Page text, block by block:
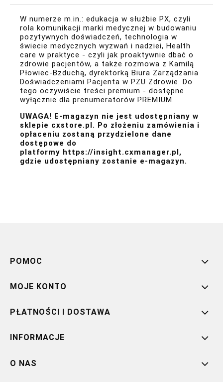
W numerze m.in.: edukacja w służbie PX, czyli
rola komunikacji marki medycznej w budowaniu
pozytywnych doświadczeń, technologia w
świecie medycznych wyzwań i nadziei, Health
care w praktyce - czyli jak proaktywnie dbać o
zdrowie pacjentów, a także rozmowa z Kamilą
Płowiec-Bzduchą, dyrektorką Biura Zarządzania
Doświadczeniami Pacjenta w PZU Zdrowie. Do
tego oczywiście treści premium - dostępne
wyłącznie dla prenumeratorów PREMIUM.
UWAGA! E-magazyn nie jest udostępniany w
sklepie cxstore.pl. Po złożeniu zamówienia i
opłaceniu zostaną przydzielone dane
dostępowe do
platformy https://insight.cxmanager.pl,
gdzie udostępniany zostanie e-magazyn.
POMOC
MOJE KONTO
PŁATNOŚCI I DOSTAWA
INFORMACJE
O NAS